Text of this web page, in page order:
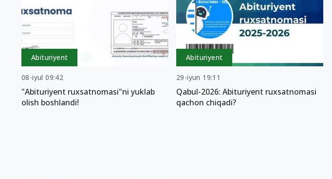
Abituriyent
08-iyul 09:42
"Abituriyent ruxsatnomasi"ni yuklab
olish boshlandi!
Abituriyent
29-iyun 19:11
Qabul-2026: Abituriyent ruxsatnomasi
qachon chiqadi?